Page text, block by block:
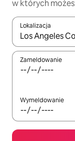
w których
Lokalizacja
Gdy wyniki
Zameldowanie
Wymeldowanie